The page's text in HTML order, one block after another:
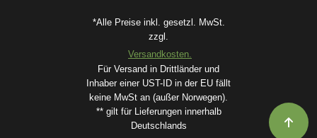
*Alle Preise inkl. gesetzl. MwSt.
zzgl.
Versandkosten.
Für Versand in Drittländer und
Inhaber einer UST-ID in der EU fällt
keine MwSt an (außer Norwegen).
** gilt für Lieferungen innerhalb
Deutschlands